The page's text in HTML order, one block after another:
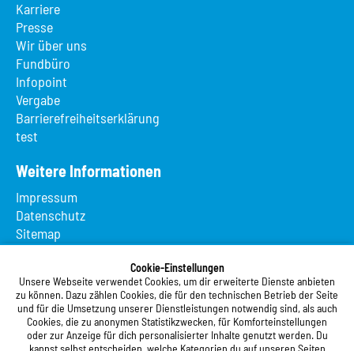
Cookie-Einstellungen
Unsere Webseite verwendet Cookies, um dir erweiterte Dienste anbieten
zu können. Dazu zählen Cookies, die für den technischen Betrieb der Seite
und für die Umsetzung unserer Dienstleistungen notwendig sind, als auch
Cookies, die zu anonymen Statistikzwecken, für Komforteinstellungen
oder zur Anzeige für dich personalisierter Inhalte genutzt werden. Du
kannst selbst entscheiden, welche Kategorien du auf unseren Seiten
Karriere
Presse
Wir über uns
Fundbüro
Infopoint
Vergabe
Barrierefreiheitserklärung
test
Weitere Informationen
Impressum
Datenschutz
Sitemap
Registrierung
Studierendenwerk Vorderpfalz